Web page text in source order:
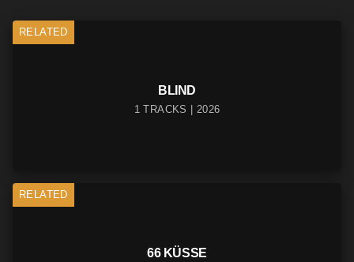
RELATED
BLIND
1 TRACKS | 2026
RELATED
66 KÜSSE